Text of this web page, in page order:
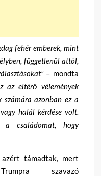
fehér emberek, mint
függetlenül attól,
– mondta
az eltérő vélemények
azonban ez a
halál kérdése volt.
családomat, hogy
támadtak, mert
szavazó